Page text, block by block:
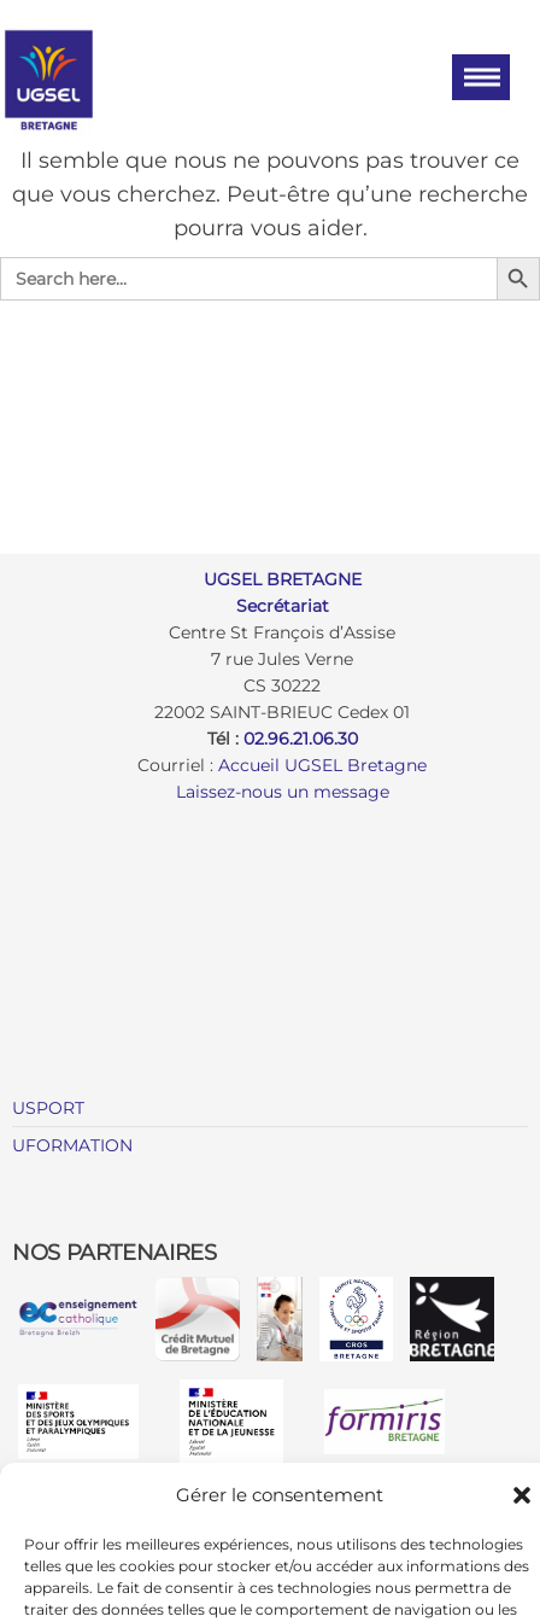
Gérer le consentement
Pour offrir les meilleures expériences, nous utilisons des technologies
telles que les cookies pour stocker et/ou accéder aux informations des
appareils. Le fait de consentir à ces technologies nous permettra de
traiter des données telles que le comportement de navigation ou les
au
contenuAUCUN RÉSULTAT
Il semble que nous ne pouvons pas trouver ce
que vous cherchez. Peut-être qu’une recherche
pourra vous aider.
Search
Search
UGSEL BRETAGNE
Secrétariat
Centre St François d’Assise
7 rue Jules Verne
CS 30222
22002 SAINT-BRIEUC Cedex 01
Tél : 02.96.21.06.30
Courriel : Accueil UGSEL Bretagne
Laissez-nous un message
USPORT
UFORMATION
NOS PARTENAIRES